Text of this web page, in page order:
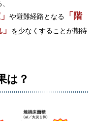
や避難経路となる
「階
を少なくすることが期待
は？